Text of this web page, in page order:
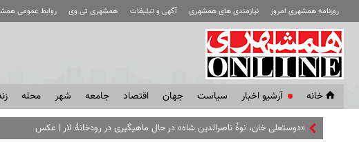
روزنامه همشهری امروز نیازمندی های همشهری آگهی و تبلیغات همشهری تی وی روابط عمومی
خانه آرشیو اخبار سياست جهان اقتصاد جامعه شهر محله
«دوستعلی خان، نوۀ ناصرالدین شاه» در حال ماهیگیری در رودخانۀ لار | عکس